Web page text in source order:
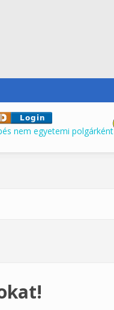
nem egyetemi polgárként